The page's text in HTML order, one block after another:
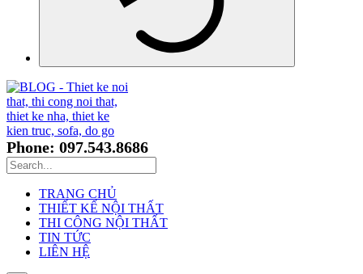
Phone: 097.543.8686
TRANG CHỦ
THIẾT KẾ NỘI THẤT
THI CÔNG NỘI THẤT
TIN TỨC
LIÊN HỆ